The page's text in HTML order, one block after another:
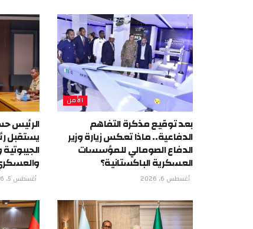
الأمن
بعد توقيع مذكرة التفاهم
الدفاعية.. ماذا تعكس زيارة وزير
الدفاع الصومالي للمؤسسات
العسكرية الباكستانية؟
أغسطس 6, 2026
الرئيس
يستقبل
أغسطس 5, 2026